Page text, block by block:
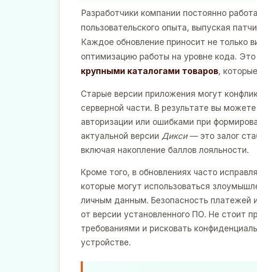
Разработчики компании постоянно
пользовательского опыта, выпуская
Каждое обновление приносит не только
оптимизацию работы на уровне кода.
крупными каталогами товаров,
Старые версии приложения могут
серверной части. В результате вы
авторизации или ошибками при
актуальной версии Дикси— это залог
включая накопление баллов лояльности.
Кроме того, в обновлениях часто
которые могут использоваться
личным данным. Безопасность платежей
от версии установленного ПО. Не стоит
требованиями и рисковать
устройстве.